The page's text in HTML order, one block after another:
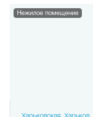
Нежилое помещение